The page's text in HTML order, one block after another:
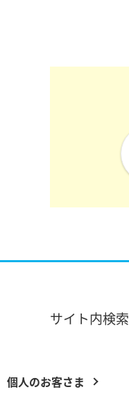
サイト内検索
個人のお客さま